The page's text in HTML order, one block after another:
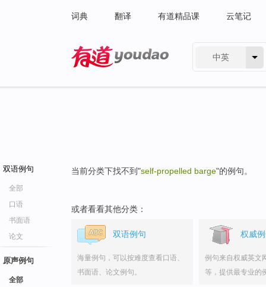
词典 翻译 有道精品课 云笔记
中英
双语例句
全部
口语
书面语
论文
原声例句
全部
当前分类下找不到"self-propelled barge"的例句。
或者看看其他分类：
双语例句
海量例句，可以按难度查看口语、
书面语、论文例句。
权威
例句来自权威英文
等，提供最专业的